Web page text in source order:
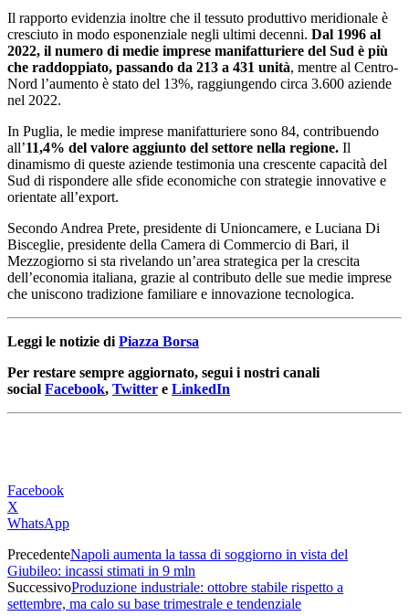
Il rapporto evidenzia inoltre che il tessuto produttivo meridionale è
cresciuto in modo esponenziale negli ultimi decenni. Dal 1996 al
2022, il numero di medie imprese manifatturiere del Sud è più
che raddoppiato, passando da 213 a 431 unità, mentre al Centro-
Nord l’aumento è stato del 13%, raggiungendo circa 3.600 aziende
nel 2022.
In Puglia, le medie imprese manifatturiere sono 84, contribuendo
all’11,4% del valore aggiunto del settore nella regione. Il
dinamismo di queste aziende testimonia una crescente capacità del
Sud di rispondere alle sfide economiche con strategie innovative e
orientate all’export.
Secondo Andrea Prete, presidente di Unioncamere, e Luciana Di
Bisceglie, presidente della Camera di Commercio di Bari, il
Mezzogiorno si sta rivelando un’area strategica per la crescita
dell’economia italiana, grazie al contributo delle sue medie imprese
che uniscono tradizione familiare e innovazione tecnologica.
Leggi le notizie di Piazza Borsa
Per restare sempre aggiornato, segui i nostri canali
social Facebook, Twitter e LinkedIn
Facebook
X
WhatsApp
PrecedenteNapoli aumenta la tassa di soggiorno in vista del
Giubileo: incassi stimati in 9 mln
SuccessivoProduzione industriale: ottobre stabile rispetto a
settembre, ma calo su base trimestrale e tendenziale